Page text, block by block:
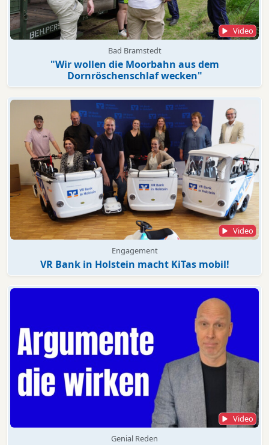
Video
Bad Bramstedt
"Wir wollen die Moorbahn aus dem
Dornröschenschlaf wecken"
Video
Engagement
VR Bank in Holstein macht KiTas mobil!
Video
Genial Reden